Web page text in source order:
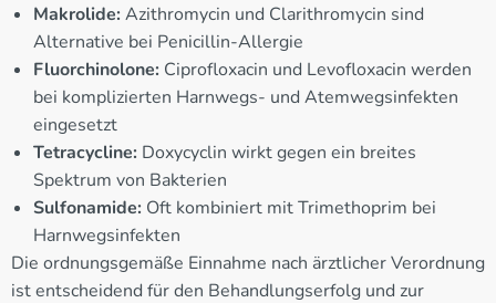
Makrolide: Azithromycin und Clarithromycin sind
Alternative bei Penicillin-Allergie
Fluorchinolone: Ciprofloxacin und Levofloxacin werden
bei komplizierten Harnwegs- und Atemwegsinfekten
eingesetzt
Tetracycline: Doxycyclin wirkt gegen ein breites
Spektrum von Bakterien
Sulfonamide: Oft kombiniert mit Trimethoprim bei
Harnwegsinfekten
Die ordnungsgemäße Einnahme nach ärztlicher Verordnung
ist entscheidend für den Behandlungserfolg und zur